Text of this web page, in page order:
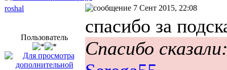
roshal 7 Сент 2015, 22:08
Пользователь
спасибо за
Спасибо